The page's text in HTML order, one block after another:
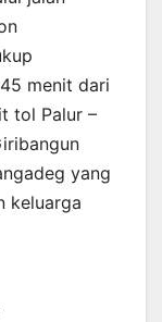
menit dari
tol Palur –
yang
keluarga